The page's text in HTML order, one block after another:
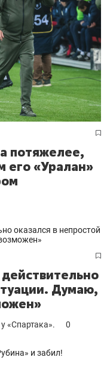
потяжелее,
его «Уралан»
Думаю,
«Спартака». 0